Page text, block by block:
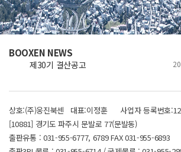
BOOXEN NEWS
제30기 결산공고
상호:(주)웅진북센 대표:이정훈 사업자 등록번호
[10881] 경기도 파주시 문발로 77(문발동)
출판유통 : 031-955-6777, 6789 FAX 031-955-6893